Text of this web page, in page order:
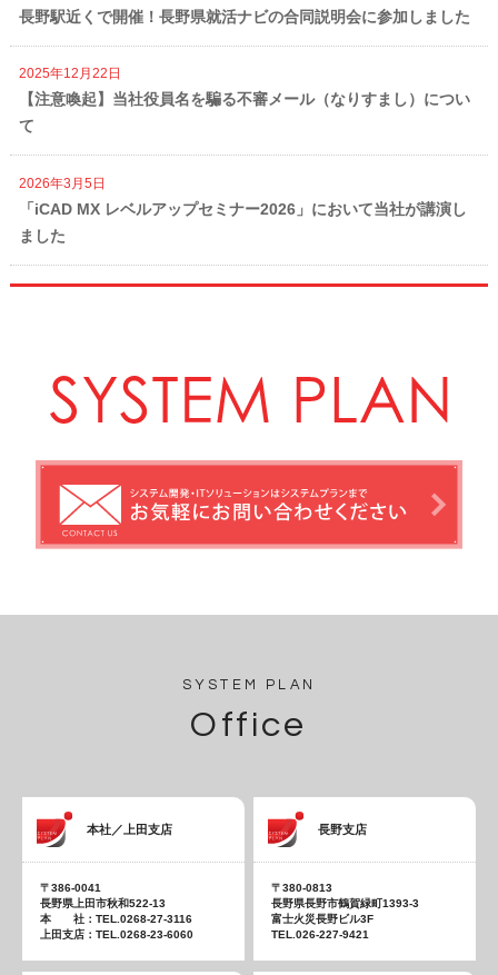
長野駅近くで開催！長野県就活ナビの合同説明会に参加しました
2025年12月22日
【注意喚起】当社役員名を騙る不審メール（なりすまし）につい
て
2026年3月5日
「iCAD MX レベルアップセミナー2026」において当社が講演し
ました
SYSTEM PLAN
Office
本社／上田支店
〒386-0041
長野県上田市秋和522-13
本 社：TEL.0268-27-3116
上田支店：TEL.0268-23-6060
長野支店
〒380-0813
長野県長野市鶴賀緑町1393-3
富士火災長野ビル3F
TEL.026-227-9421